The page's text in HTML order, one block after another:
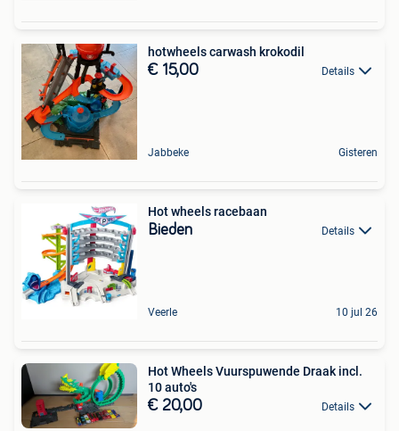
hotwheels carwash krokodil
€ 15,00 Details
Jabbeke Gisteren
Hot wheels racebaan
Bieden Details
Veerle 10 jul 26
Hot Wheels Vuurspuwende Draak incl.
10 auto's
€ 20,00 Details